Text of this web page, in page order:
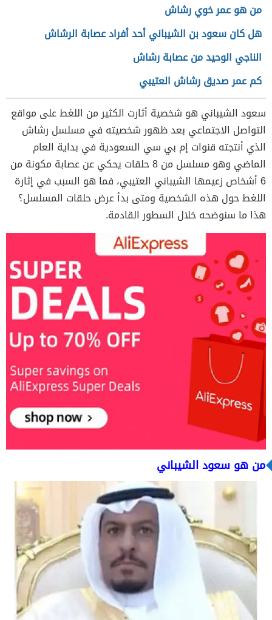
من هو عمر خوي رشاش
هل كان سعود بن الشيباني أحد أفراد عصابة الرشاش
الناجي الوحيد من عصابة رشاش
كم عمر صديق رشاش العتيبي
سعود الشيباني هو شخصية أثارت الكثير من اللغط على مواقع
التواصل الاجتماعي بعد ظهور شخصيته في مسلسل رشاش
الذي أنتجته قنوات إم بي سي السعودية في بداية العام
الماضي وهو مسلسل من 8 حلقات يحكي عن عصابة مكونة من
6 أشخاص زعيمها الشيباني العتيبي، فما هو السبب في إثارة
اللغط حول هذه الشخصية ومتى بدأ عرض حلقات المسلسل؟
هذا ما سنوضحه خلال السطور القادمة.
من هو سعود الشيباني